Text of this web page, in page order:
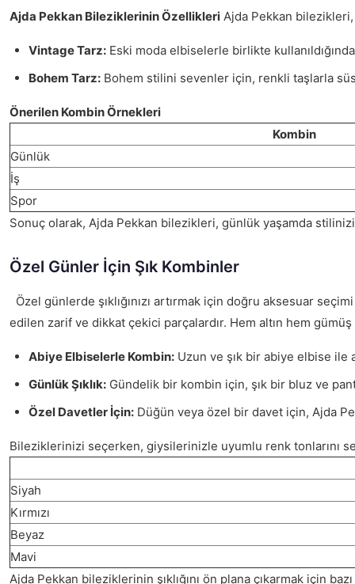
Ajda Pekkan Bileziklerinin Özellikleri Ajda Pekkan
Vintage Tarz: Eski moda elbiselerle birlikte
Bohem Tarz: Bohem stilini sevenler için, renkli taşlarla
Önerilen Kombin Örnekleri
Kombin
Günlük
İş
Spor
Sonuç olarak, Ajda Pekkan bilezikleri, günlük yaşamda
Özel Günler İçin Şık Kombinler
Özel günlerde şıklığınızı artırmak için doğru aksesuar
edilen zarif ve dikkat çekici parçalardır. Hem altın hem
Abiye Elbiselerle Kombin: Uzun ve şık bir abiye elbise
Günlük Şıklık: Gündelik bir kombin için, şık bir bluz ve
Özel Davetler İçin: Düğün veya özel bir davet için, Ajda
Bileziklerinizi seçerken, giysilerinizle uyumlu renk tonlarını
Siyah
Kırmızı
Beyaz
Mavi
Ajda Pekkan bileziklerinin şıklığını ön plana çıkarmak için